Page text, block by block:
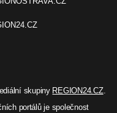
skupiny REGION24.CZ.
portálů je společnost